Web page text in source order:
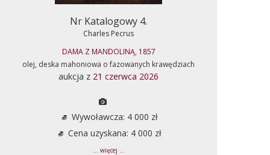
Nr Katalogowy 4.
Charles Pecrus
DAMA Z MANDOLINĄ, 1857
olej, deska mahoniowa o fazowanych krawędziach
aukcja z 21 czerwca 2026
Wywoławcza: 4 000 zł
Cena uzyskana: 4 000 zł
... więcej ...